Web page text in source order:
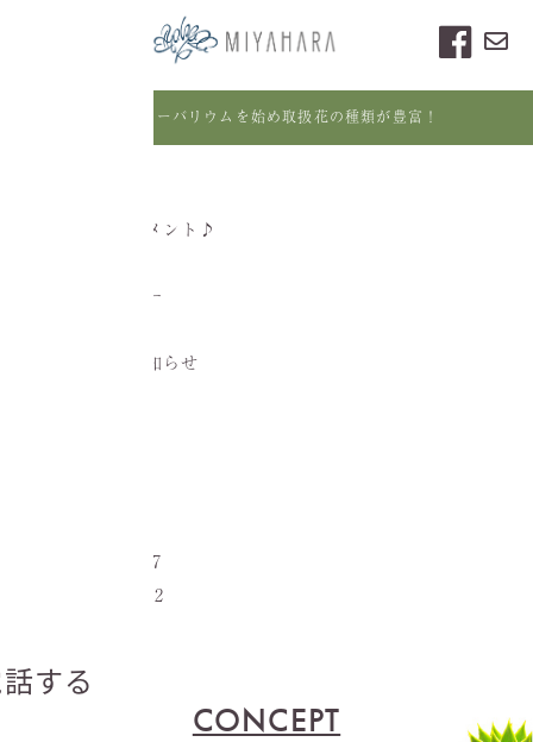
人気のハーバリウムを始め取扱花の種類が豊富！
クリスマアレンジメント♪
12月営業カレンダー
営業時間変更のお知らせ
TEL. 086-447-1187
FAX. 086-444-6512
CONCEPT